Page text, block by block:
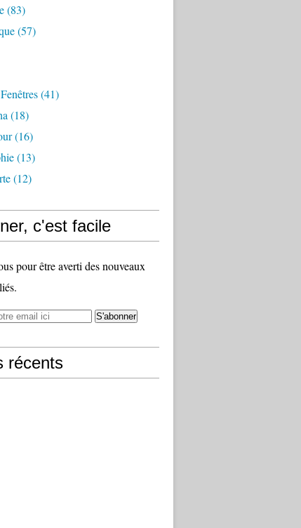
(83)
(57)
(41)
(18)
(16)
(13)
(12)
c'est facile
pour être averti des nouveaux
récents